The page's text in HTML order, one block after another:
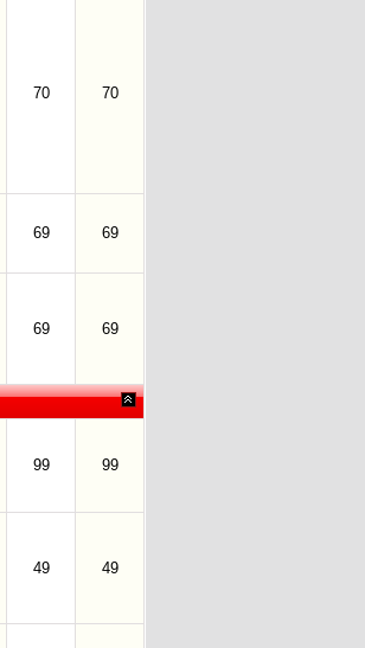
70 70
69 69
69 69
99 99
49 49